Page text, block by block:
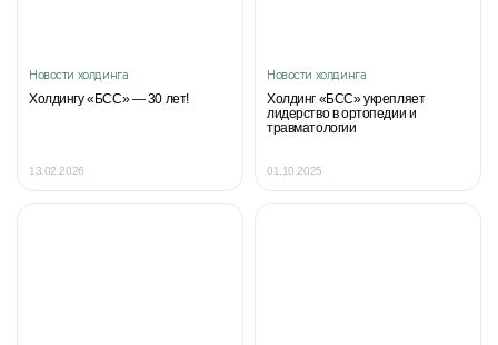
Новости холдинга
Холдингу «БСС» — 30 лет!
13.02.2026
Новости холдинга
Холдинг «БСС» укрепляет
лидерство в ортопедии и
травматологии
01.10.2025